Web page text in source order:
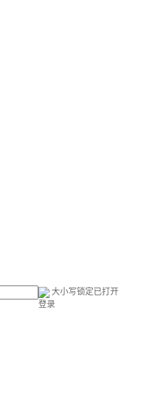
大小写锁定已打开
登录